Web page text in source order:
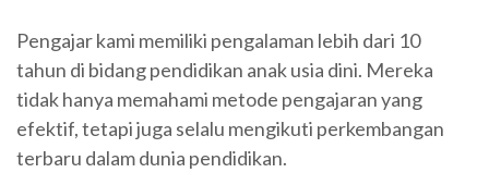
Pengajar kami memiliki pengalaman lebih dari 10
tahun di bidang pendidikan anak usia dini. Mereka
tidak hanya memahami metode pengajaran yang
efektif, tetapi juga selalu mengikuti perkembangan
terbaru dalam dunia pendidikan.